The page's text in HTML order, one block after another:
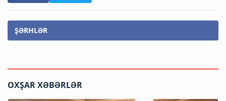
ŞƏRHLƏR
OXŞAR XƏBƏRLƏR